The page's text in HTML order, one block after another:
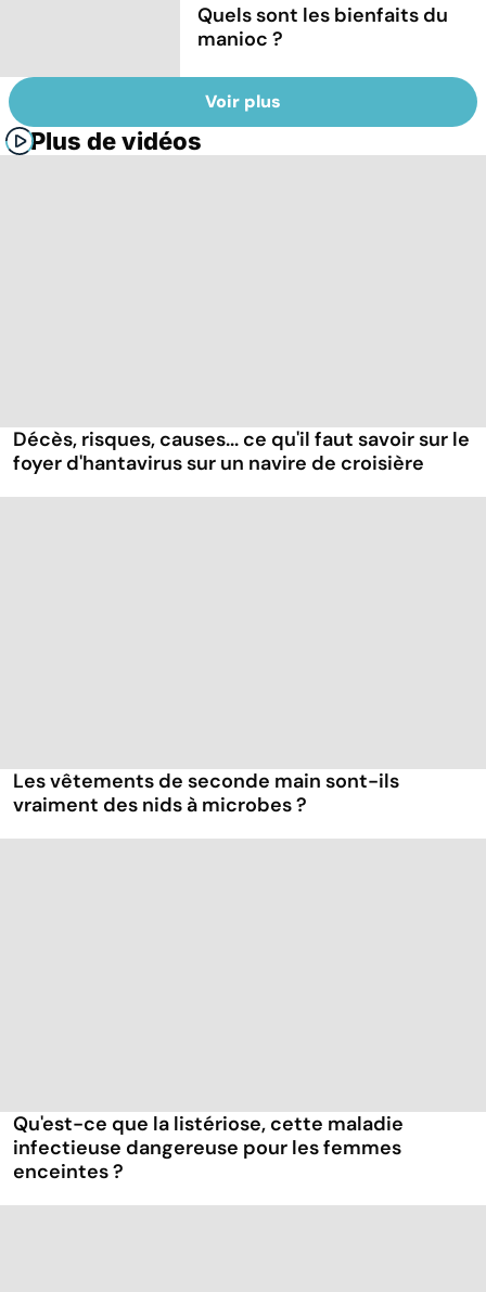
Quels sont les bienfaits du
manioc ?
Voir plus
Plus de vidéos
Décès, risques, causes... ce qu'il faut savoir sur le
foyer d'hantavirus sur un navire de croisière
Les vêtements de seconde main sont-ils
vraiment des nids à microbes ?
Qu'est-ce que la listériose, cette maladie
infectieuse dangereuse pour les femmes
enceintes ?